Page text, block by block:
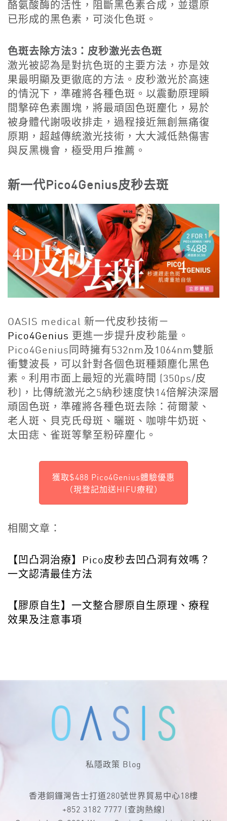
酪氨酸酶的活性，阻斷黑色素合成，並還原
已形成的黑色素，可淡化色斑。
色斑去除方法3：皮秒激光去色斑
激光被認為是對抗色斑的主要方法，亦是效
果最明顯及更徹底的方法。皮秒激光於高速
的情況下，準確將各種色斑。以震動原理瞬
間撃碎色素團塊，將最頑固色斑麈化，易於
被身體代謝吸收排走，過程接近無創無痛復
原期，超越傳統激光技術，大大減低熱傷害
與反黑機會，極受用戶推薦。
新一代Pico4Genius皮秒去斑
OASIS medical 新一代皮秒技術－
Pico4Genius 更進一步提升皮秒能量。
Pico4Genius同時擁有532nm及1064nm雙脈
衝雙波長，可以針對各個色斑種類塵化黑色
素。利用市面上最短的光震時間 (350ps/皮
秒)，比傳統激光之5納秒速度快14倍解決深層
頑固色斑，準確將各種色斑去除：荷爾蒙、
老人斑、貝克氏母斑、曬斑、咖啡牛奶斑、
太田痣、雀斑等撃至粉碎麈化。
獲取$488 Pico4Genius體驗優惠
（現登記加送HIFU療程）
相關文章：
【凹凸洞治療】Pico皮秒去凹凸洞有效嗎？
一文認清最佳方法
【膠原自生】一文整合膠原自生原理、療程
效果及注意事項
私隱政策 Blog
香港銅鑼灣告士打道280號世界貿易中心18樓
+852 3182 7777 (查詢熱線)